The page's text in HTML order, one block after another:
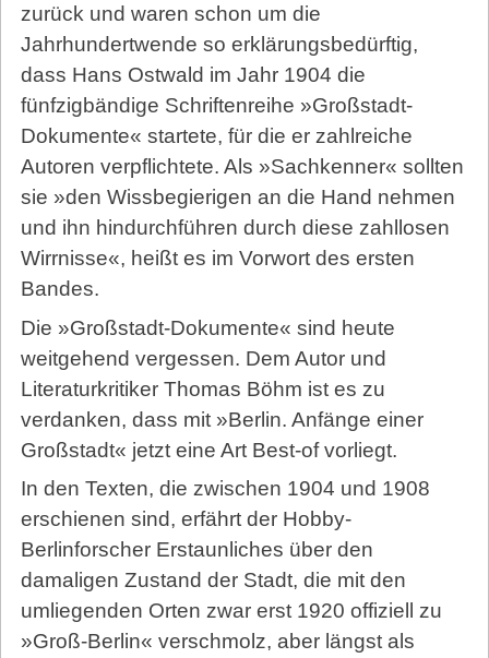
zurück und waren schon um die
Jahrhundertwende so erklärungsbedürftig,
dass Hans Ostwald im Jahr 1904 die
fünfzigbändige Schriftenreihe »Großstadt-
Dokumente« startete, für die er zahlreiche
Autoren verpflichtete. Als »Sachkenner« sollten
sie »den Wissbegierigen an die Hand nehmen
und ihn hindurchführen durch diese zahllosen
Wirrnisse«, heißt es im Vorwort des ersten
Bandes.
Die »Großstadt-Dokumente« sind heute
weitgehend vergessen. Dem Autor und
Literaturkritiker Thomas Böhm ist es zu
verdanken, dass mit »Berlin. Anfänge einer
Großstadt« jetzt eine Art Best-of vorliegt.
In den Texten, die zwischen 1904 und 1908
erschienen sind, erfährt der Hobby-
Berlinforscher Erstaunliches über den
damaligen Zustand der Stadt, die mit den
umliegenden Orten zwar erst 1920 offiziell zu
»Groß-Berlin« verschmolz, aber längst als